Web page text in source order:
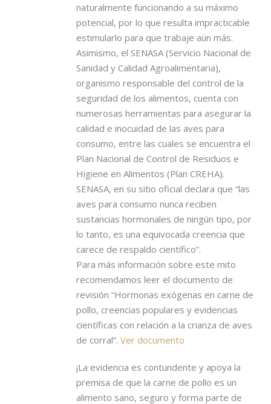
naturalmente funcionando a su máximo
potencial, por lo que resulta impracticable
estimularlo para que trabaje aún más.
Asimismo, el SENASA (Servicio Nacional de
Sanidad y Calidad Agroalimentaria),
organismo responsable del control de la
seguridad de los alimentos, cuenta con
numerosas herramientas para asegurar la
calidad e inocuidad de las aves para
consumo, entre las cuales se encuentra el
Plan Nacional de Control de Residuos e
Higiene en Alimentos (Plan CREHA).
SENASA, en su sitio oficial declara que “las
aves para consumo nunca reciben
sustancias hormonales de ningún tipo, por
lo tanto, es una equivocada creencia que
carece de respaldo científico”.
Para más información sobre este mito
recomendamos leer el documento de
revisión “Hormonas exógenas en carne de
pollo, creencias populares y evidencias
científicas con relación a la crianza de aves
de corral”. Ver documento
¡La evidencia es contundente y apoya la
premisa de que la carne de pollo es un
alimento sano, seguro y forma parte de